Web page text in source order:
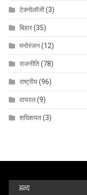
टेक्नोलॉजी(3)
बिहार(35)
मनोरंजन(12)
राजनीति(78)
राष्ट्रीय(96)
वायरल(9)
शख्शियत(3)
अन्य